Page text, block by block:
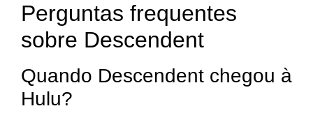
Perguntas frequentes
sobre Descendent
Quando Descendent chegou à
Hulu?